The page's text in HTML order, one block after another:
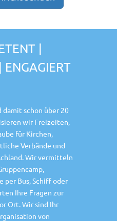
|
ENGAGIERT
damit schon über 20
wir Freizeiten,
für Kirchen,
Verbände und
Wir vermitteln
per Bus, Schiff oder
Ihre Fragen zur
Ort. Wir sind Ihr
von